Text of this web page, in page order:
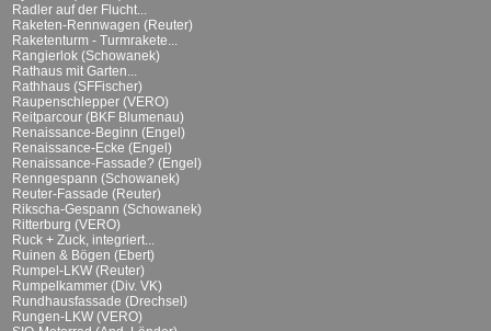
Radler auf der Flucht...
Raketen-Rennwagen (Reuter)
Raketenturm - Turmrakete...
Rangierlok (Schowanek)
Rathaus mit Garten...
Rathhaus (SFFischer)
Raupenschlepper (VERO)
Reitparcour (BKF Blumenau)
Renaissance-Beginn (Engel)
Renaissance-Ecke (Engel)
Renaissance-Fassade? (Engel)
Renngespann (Schowanek)
Reuter-Fassade (Reuter)
Rikscha-Gespann (Schowanek)
Ritterburg (VERO)
Ruck + Zuck, integriert...
Ruinen & Bögen (Ebert)
Rumpel-LKW (Reuter)
Rumpelkammer (Div. VK)
Rundhausfassade (Drechsel)
Rungen-LKW (VERO)